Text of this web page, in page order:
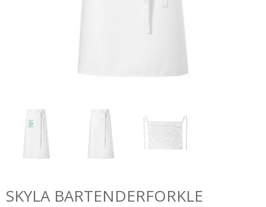
SKYLA BARTENDERFORKLE